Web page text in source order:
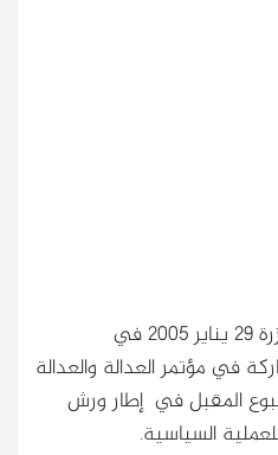
أعلنت لجنة أسر شهداء مجزرة 29 يناير 2005 في
في مؤتمر العدالة والعدالة
المقبل في إطار ورش
السياسية.